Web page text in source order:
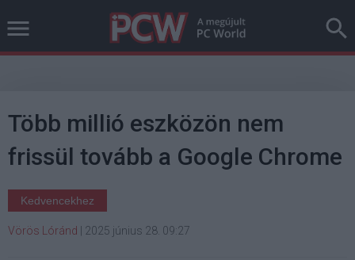
Több millió eszközön nem
frissül tovább a Google Chrome
Kedvencekhez
Vörös Lóránd 2025 június 28. 09:27